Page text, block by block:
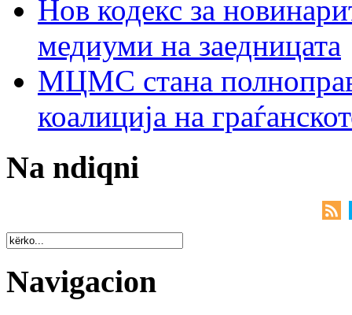
Нов кодекс за
медиуми на заедницата
МЦМС стана
коалиција на
Na ndiqni
Navigacion